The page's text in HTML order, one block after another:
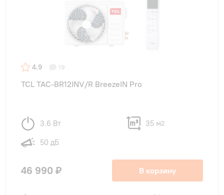
4.9 19
TCL TAC-BR12INV/R BreezeIN Pro
3.6 Вт 35 м2
50 дБ
46 990 ₽ В корзину